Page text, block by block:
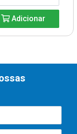
Adicionar